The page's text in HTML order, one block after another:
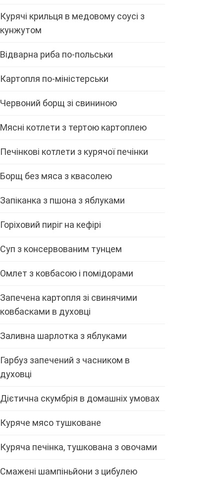
Курячі крильця в медовому соусі з
кунжутом
Відварна риба по-польськи
Картопля по-міністерськи
Червоний борщ зі свининою
Мясні котлети з тертою картоплею
Печінкові котлети з курячої печінки
Борщ без мяса з квасолею
Запіканка з пшона з яблуками
Горіховий пиріг на кефірі
Суп з консервованим тунцем
Омлет з ковбасою і помідорами
Запечена картопля зі свинячими
ковбасками в духовці
Заливна шарлотка з яблуками
Гарбуз запечений з часником в
духовці
Дієтична скумбрія в домашніх умовах
Куряче мясо тушковане
Куряча печінка, тушкована з овочами
Смажені шампіньйони з цибулею